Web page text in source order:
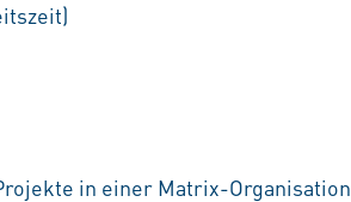
in einer Matrix-Organisation